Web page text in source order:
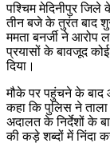
पश्चिम मेदिनीपुर
तीन बजे के तुरंत बाद
ममता बनर्जी ने आरोप
प्रयासों के बावजूद
दिया।
मौके पर पहुंचने के बाद
कहा कि पुलिस ने
अदालत के निर्देशों के
की कड़े शब्दों में निंदा